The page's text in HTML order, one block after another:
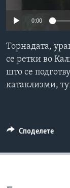
ИНТЕРВЈУА
Јазици
0:00
Торнадата,
се ретки во
што се
катаклизми,
Споделете